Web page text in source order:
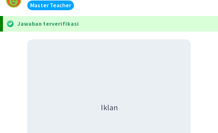
Master Teacher
Jawaban terverifikasi
Iklan